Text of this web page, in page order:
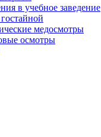
в учебное заведение
медосмотры
осмотры